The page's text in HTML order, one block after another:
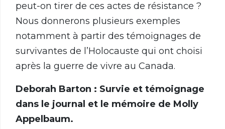
peut-on tirer de ces actes de résistance ?
Nous donnerons plusieurs exemples
notamment à partir des témoignages de
survivantes de l’Holocauste qui ont choisi
après la guerre de vivre au Canada.
Deborah Barton : Survie et témoignage
dans le journal et le mémoire de Molly
Appelbaum.